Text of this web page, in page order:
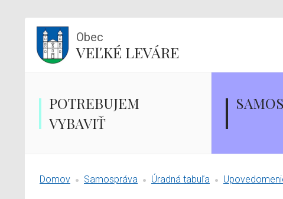
Obec
VEĽKÉ LEVÁRE
POTREBUJEM
VYBAVIŤ
Domov Samospráva Úradná tabuľa